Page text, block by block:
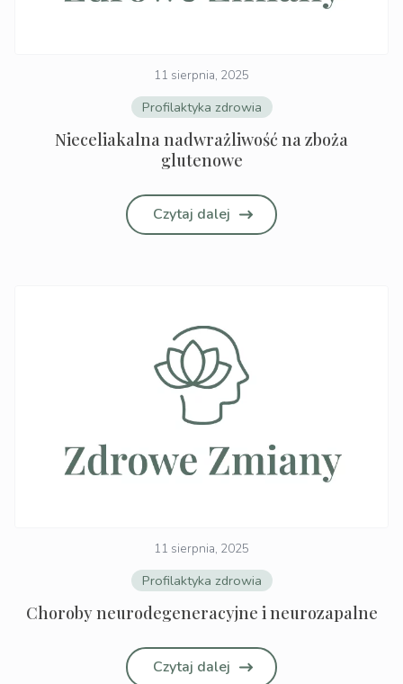
11 sierpnia, 2025
Profilaktyka zdrowia
Nieceliakalna nadwrażliwość na zboża
glutenowe
Czytaj dalej
11 sierpnia, 2025
Profilaktyka zdrowia
Choroby neurodegeneracyjne i neurozapalne
Czytaj dalej